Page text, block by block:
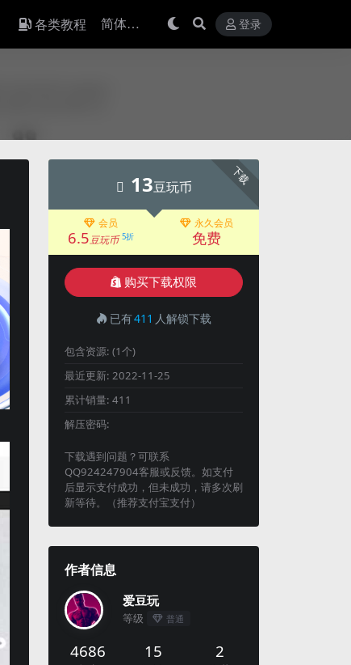
各类教程 登录
下载
13豆玩币
会员
6.5豆玩币 5折
永久会员
免费
购买下载权限
已有411 人解锁下载
包含资源: (1个)
最近更新: 2022-11-25
累计销量: 411
解压密码:
下载遇到问题？可联系
QQ924247904客服或反馈。如支付
后显示支付成功，但未成功，请多次刷
新等待。（推荐支付宝支付）
作者信息
爱豆玩
等级 普通
4686 15 2